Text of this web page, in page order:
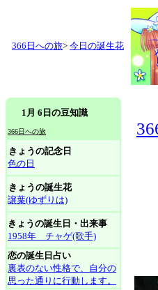
366日への旅> 今日の誕生花
1月 6日の豆知識
366日への旅
きょうの記念日
色の日
きょうの誕生花
譲葉(ゆずりは)
きょうの誕生日・出来事
1958年 チャゲ(歌手)
恋の誕生日占い
裏表のない性格で、自分の
思った通りに行動します。